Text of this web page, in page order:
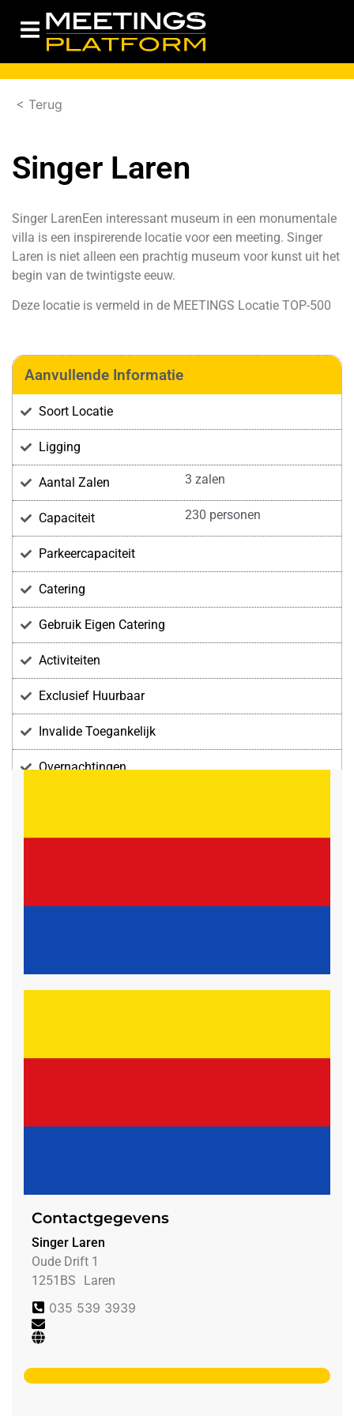
< Terug
Singer Laren
Singer LarenEen interessant museum in een monumentale
villa is een inspirerende locatie voor een meeting. Singer
Laren is niet alleen een prachtig museum voor kunst uit het
begin van de twintigste eeuw.
Deze locatie is vermeld in de MEETINGS Locatie TOP-500
Aanvullende Informatie
Soort Locatie
Ligging
Aantal Zalen 3 zalen
Capaciteit 230 personen
Parkeercapaciteit
Catering
Gebruik Eigen Catering
Activiteiten
Exclusief Huurbaar
Invalide Toegankelijk
Overnachtingen
Contactgegevens
Singer Laren
Oude Drift 1
1251BS
Laren
035 539 3939